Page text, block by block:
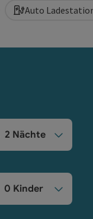
Auto
2 Nächte
0 Kinder